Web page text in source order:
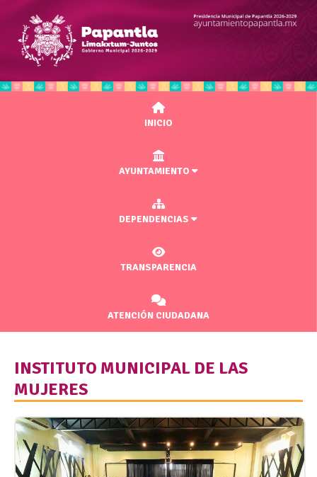
INICIO
AYUNTAMIENTO
DEPENDENCIAS
TRANSPARENCIA
ATENCIÓN CIUDADANA
INSTITUTO MUNICIPAL DE LAS
MUJERES